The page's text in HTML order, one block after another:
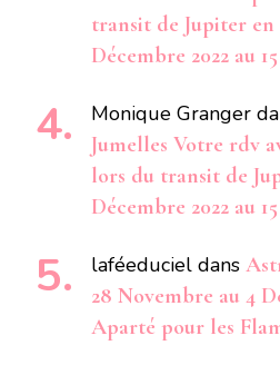
transit de Jupiter en
Décembre 2022 au
Monique Granger
Jumelles Votre rdv
lors du transit de
Décembre 2022 au
laféeduciel dans
28 Novembre au 4
Aparté pour les